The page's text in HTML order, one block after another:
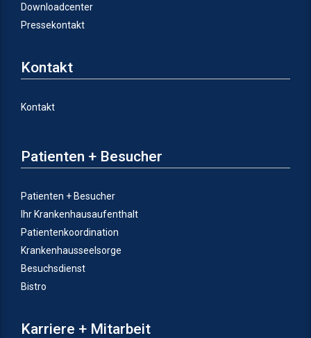
Downloadcenter
Pressekontakt
Kontakt
Kontakt
Patienten + Besucher
Patienten + Besucher
Ihr Krankenhausaufenthalt
Patientenkoordination
Krankenhausseelsorge
Besuchsdienst
Bistro
Karriere + Mitarbeit